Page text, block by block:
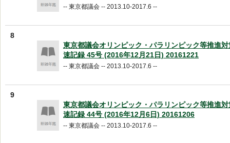
-- 東京都議会 -- 2013.10-2017.6 --
8
東京都議会オリンピック・パラリンピック等推進
速記録 45号 (2016年12月21日) 20161221
-- 東京都議会 -- 2013.10-2017.6 --
9
東京都議会オリンピック・パラリンピック等推進
速記録 44号 (2016年12月6日) 20161206
-- 東京都議会 -- 2013.10-2017.6 --